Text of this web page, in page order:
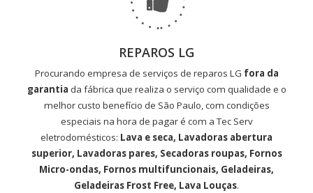
REPAROS LG
Procurando empresa de serviços de reparos LG fora da
garantia da fábrica que realiza o serviço com qualidade e o
melhor custo benefício de São Paulo, com condições
especiais na hora de pagar é com a Tec Serv
eletrodomésticos: Lava e seca, Lavadoras abertura
superior, Lavadoras pares, Secadoras roupas, Fornos
Micro-ondas, Fornos multifuncionais, Geladeiras,
Geladeiras Frost Free, Lava Louças.